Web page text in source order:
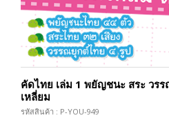
คัดไทย เล่ม 1 พยัญชนะ สระ วร
เหลี่ยม
รหัสสินค้า : P-YOU-949